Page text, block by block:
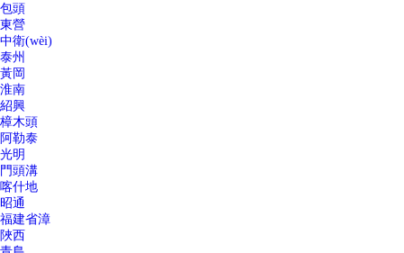
包頭
東營
中衛(wèi)
泰州
黃岡
淮南
紹興
樟木頭
阿勒泰
光明
門頭溝
喀什地
昭通
福建省漳
陜西